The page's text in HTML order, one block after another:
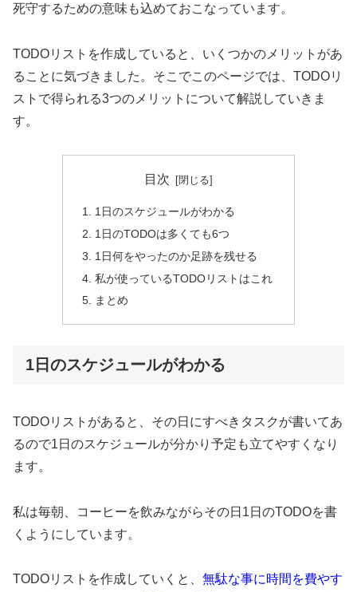
死守するための意味も込めておこなっています。
TODOリストを作成していると、いくつかのメリットがあ
ることに気づきました。そこでこのページでは、TODOリ
ストで得られる3つのメリットについて解説していきま
す。
目次
1日のスケジュールがわかる
1日のTODOは多くても6つ
1日何をやったのか足跡を残せる
私が使っているTODOリストはこれ
まとめ
1日のスケジュールがわかる
TODOリストがあると、その日にすべきタスクが書いてあ
るので1日のスケジュールが分かり予定も立てやすくなり
ます。
私は毎朝、コーヒーを飲みながらその日1日のTODOを書
くようにしています。
TODOリストを作成していくと、 無駄な事に時間を費やす